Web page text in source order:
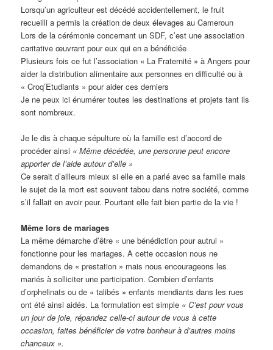
Lorsqu’un agriculteur est décédé accidentellement, le fruit
recueilli a permis la création de deux élevages au Cameroun
Lors de la cérémonie concernant un SDF, c’est une association
caritative œuvrant pour eux qui en a bénéficiée
Plusieurs fois ce fut l’association « La Fraternité » à Angers pour
aider la distribution alimentaire aux personnes en difficulté ou à
« Croq’Etudiants » pour aider ces derniers
Je ne peux ici énumérer toutes les destinations et projets tant ils
sont nombreux.
Je le dis à chaque sépulture où la famille est d’accord de
procéder ainsi « Même décédée, une personne peut encore
apporter de l’aide autour d’elle »
Ce serait d’ailleurs mieux si elle en a parlé avec sa famille mais
le sujet de la mort est souvent tabou dans notre société, comme
s’il fallait en avoir peur. Pourtant elle fait bien partie de la vie !
Même lors de mariages
La même démarche d’être « une bénédiction pour autrui »
fonctionne pour les mariages. A cette occasion nous ne
demandons de « prestation » mais nous encourageons les
mariés à solliciter une participation. Combien d’enfants
d’orphelinats ou de « talibés » enfants mendiants dans les rues
ont été ainsi aidés. La formulation est simple « C’est pour vous
un jour de joie, répandez celle-ci autour de vous à cette
occasion, faites bénéficier de votre bonheur à d’autres moins
chanceux ».